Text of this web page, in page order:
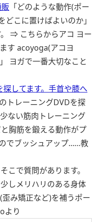
「どのような動作(ポー
こに置けばよいのか」
⇒ こちらからアコ ヨー
す acoyoga(アコヨ
ヨガで一番大切なこと
してます。手首や膝へ
トレーニングDVDを探
ない筋肉トレーニング
胸筋を鍛える動作がプ
でブッシュアップ...…教
こで質問があります。
しメリハリのある身体
み矯正など)を補うポー
より